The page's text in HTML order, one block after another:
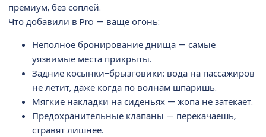
премиум, без соплей.
Что добавили в Pro — ваще огонь:
Неполное бронирование днища — самые
уязвимые места прикрыты.
Задние косынки-брызговики: вода на пассажиров
не летит, даже когда по волнам шпаришь.
Мягкие накладки на сиденьях — жопа не затекает.
Предохранительные клапаны — перекачаешь,
стравят лишнее.